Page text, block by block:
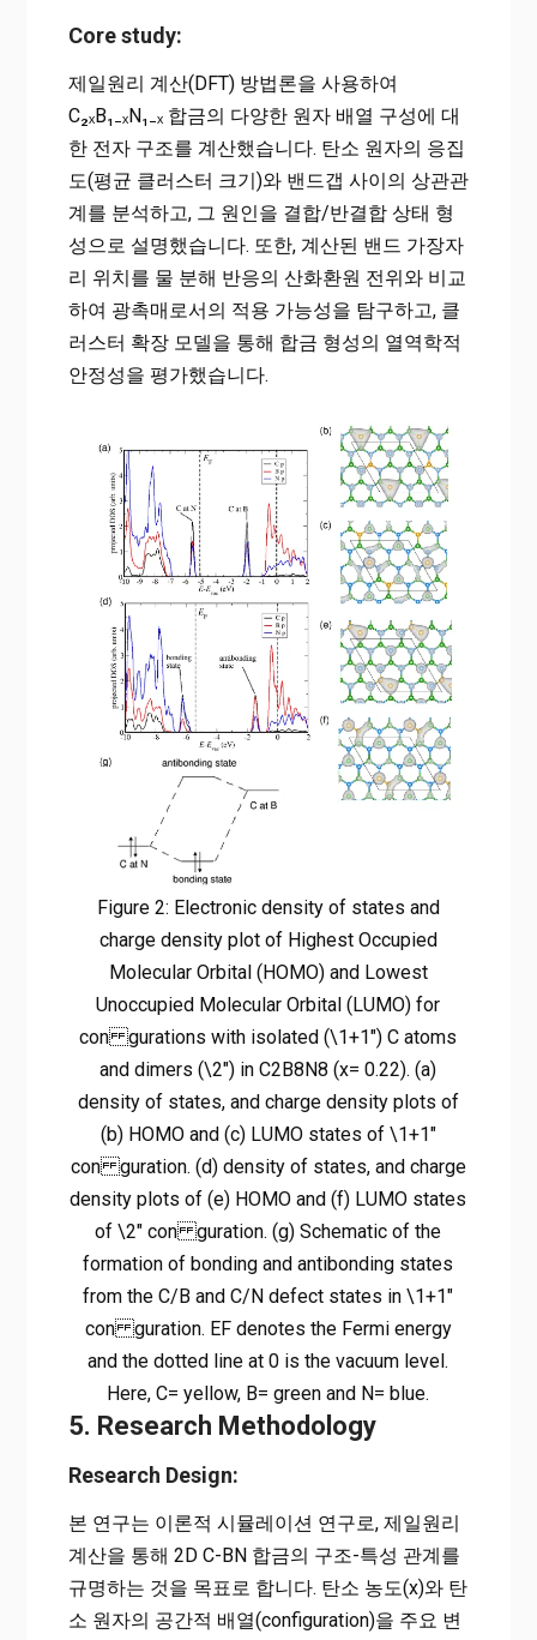
Core study:
제일원리 계산(DFT) 방법론을 사용하여
C₂ₓB₁₋ₓN₁₋ₓ 합금의 다양한 원자 배열 구성에 대
한 전자 구조를 계산했습니다. 탄소 원자의 응집
도(평균 클러스터 크기)와 밴드갭 사이의 상관관
계를 분석하고, 그 원인을 결합/반결합 상태 형
성으로 설명했습니다. 또한, 계산된 밴드 가장자
리 위치를 물 분해 반응의 산화환원 전위와 비교
하여 광촉매로서의 적용 가능성을 탐구하고, 클
러스터 확장 모델을 통해 합금 형성의 열역학적
안정성을 평가했습니다.
Figure 2: Electronic density of states and
charge density plot of Highest Occupied
Molecular Orbital (HOMO) and Lowest
Unoccupied Molecular Orbital (LUMO) for
con gurations with isolated (\1+1″) C atoms
and dimers (\2″) in C2B8N8 (x= 0.22). (a)
density of states, and charge density plots of
(b) HOMO and (c) LUMO states of \1+1″
con guration. (d) density of states, and charge
density plots of (e) HOMO and (f) LUMO states
of \2″ con guration. (g) Schematic of the
formation of bonding and antibonding states
from the C/B and C/N defect states in \1+1″
con guration. EF denotes the Fermi energy
and the dotted line at 0 is the vacuum level.
Here, C= yellow, B= green and N= blue.
5. Research Methodology
Research Design:
본 연구는 이론적 시뮬레이션 연구로, 제일원리
계산을 통해 2D C-BN 합금의 구조-특성 관계를
규명하는 것을 목표로 합니다. 탄소 농도(x)와 탄
소 원자의 공간적 배열(configuration)을 주요 변